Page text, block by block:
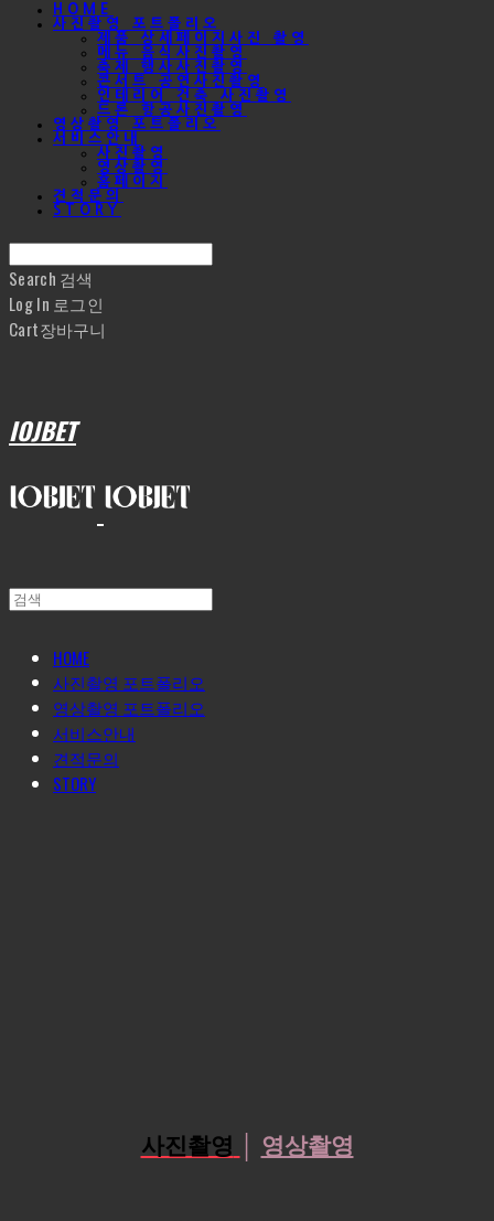
HOME
사진촬영 포트폴리오
제품 상세페이지사진 촬영
메뉴 음식사진촬영
축제 행사사진촬영
콘서트 공연사진촬영
인테리어 건축 사진촬영
드론 항공사진촬영
영상촬영 포트폴리오
서비스안내
사진촬영
영상촬영
홈페이지
견적문의
STORY
Search 검색
Log In 로그인
Cart장바구니
IOJBET
HOME
사진촬영 포트폴리오
영상촬영 포트폴리오
서비스안내
견적문의
STORY
사진촬영 영상촬영